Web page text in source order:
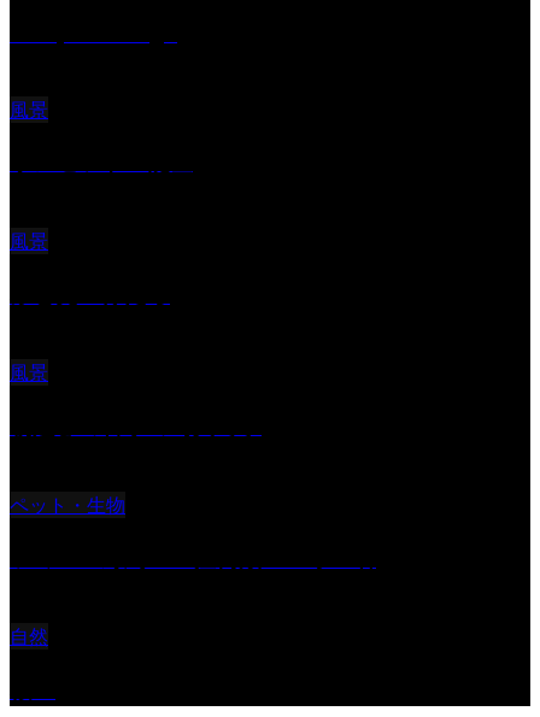
風景
風景
風景
ペット・生物
自然